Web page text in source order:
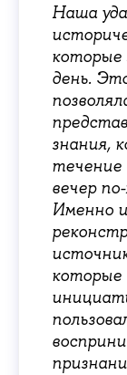
Наша
которые
день.
знания,
течение
вечер
Именно
которые